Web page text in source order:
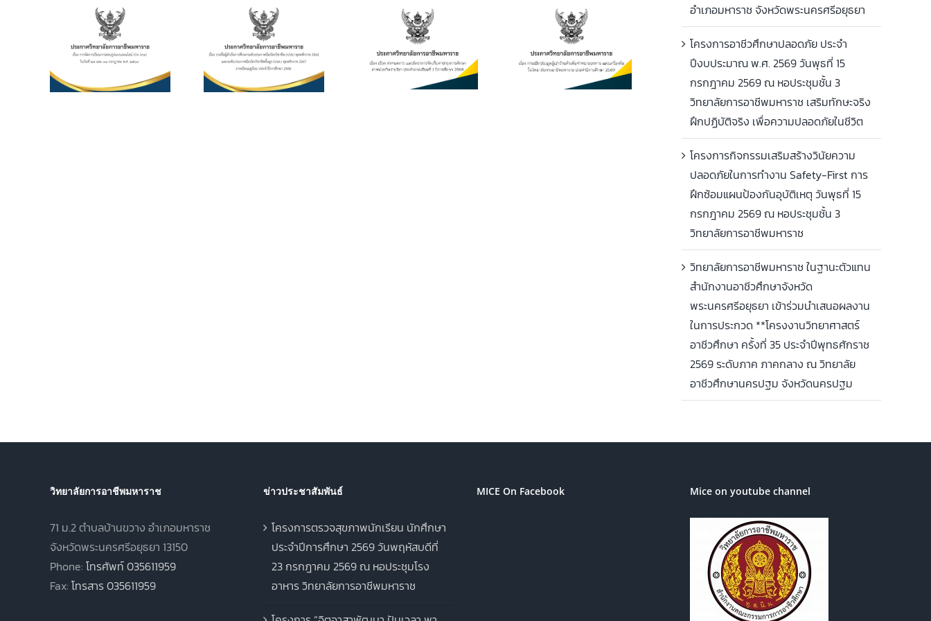
ประกาศนียบัตร
วิชาชีพ (ปวช.)
พุทธศักราช
2562 และระดับ
ประกาศนียบัตร
วิชาชีพชั้นสูง
กำหนดการ และ
อัตราการจัดเก็บ
ค่าบำรุงการ
ศึกษา ค่า
หน่วยกิตรายวิชา
เปิดประมูลผู้เช่า
ร้านค้าเพื่อ
จำหน่ายอาหาร
และเครื่องดื่ม ใน
วิทยาลัยการ
อำเภอมหาราช จังหวัดพระนครศรีอยุธยา
โครงการอาชีวศึกษาปลอดภัย ประจำ
ปีงบประมาณ พ.ศ. 2569 วันพุธที่ 15
กรกฎาคม 2569 ณ หอประชุมชั้น 3
วิทยาลัยการอาชีพมหาราช เสริมทักษะจริง
ฝึกปฏิบัติจริง เพื่อความปลอดภัยในชีวิต
โครงการกิจกรรมเสริมสร้างวินัยความ
ปลอดภัยในการทำงาน Safety-First การ
ฝึกซ้อมแผนป้องกันอุบัติเหตุ วันพุธที่ 15
กรกฎาคม 2569 ณ หอประชุมชั้น 3
วิทยาลัยการอาชีพมหาราช
วิทยาลัยการอาชีพมหาราช ในฐานะตัวแทน
สำนักงานอาชีวศึกษาจังหวัด
พระนครศรีอยุธยา เข้าร่วมนำเสนอผลงาน
ในการประกวด **โครงงานวิทยาศาสตร์
อาชีวศึกษา ครั้งที่ 35 ประจำปีพุทธศักราช
2569 ระดับภาค ภาคกลาง ณ วิทยาลัย
อาชีวศึกษานครปฐม จังหวัดนครปฐม
วิทยาลัยการอาชีพมหาราช
71 ม.2 ตำบลบ้านขวาง อำเภอมหาราช
จังหวัดพระนครศรีอยุธยา 13150
Phone: โทรศัพท์ 035611959
Fax: โทรสาร 035611959
ข่าวประชาสัมพันธ์
โครงการตรวจสุขภาพนักเรียน นักศึกษา
ประจำปีการศึกษา 2569 วันพฤหัสบดีที่
23 กรกฎาคม 2569 ณ หอประชุมโรง
อาหาร วิทยาลัยการอาชีพมหาราช
MICE On Facebook Mice on youtube channel